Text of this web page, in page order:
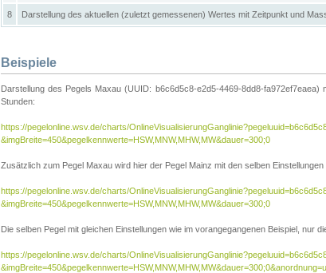
8 Darstellung des aktuellen (zuletzt gemessenen) Wertes mit Zeitpunkt und
Beispiele
Darstellung des Pegels Maxau (UUID: b6c6d5c8-e2d5-4469-8dd8-
Stunden:
https://pegelonline.wsv.de/charts/
&imgBreite=450&pegelkennwerte=HSW,MNW,MHW,MW&dauer=300;0
Zusätzlich zum Pegel Maxau wird hier der Pegel Mainz mit den selben
https://pegelonline.wsv.de/charts/
&imgBreite=450&pegelkennwerte=HSW,MNW,MHW,MW&dauer=300;0
Die selben Pegel mit gleichen Einstellungen wie im vorangegangenen Beispiel, nur
https://pegelonline.wsv.de/charts/